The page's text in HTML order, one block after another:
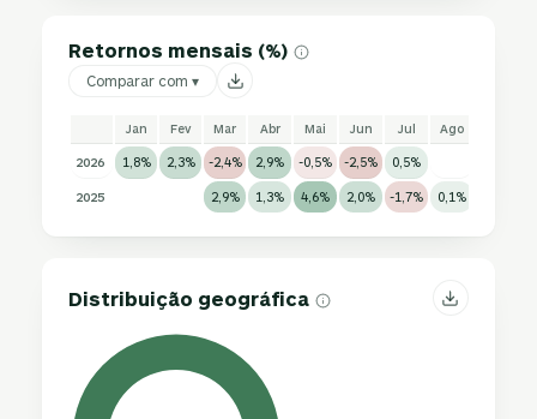
Retornos mensais (%)
Comparar com ▾
Jan Fev Mar Abr Mai Jun Jul Ago
2026 1,8% 2,3% -2,4% 2,9% -0,5% -2,5% 0,5%
2025 2,9% 1,3% 4,6% 2,0% -1,7% 0,1%
Distribuição geográfica